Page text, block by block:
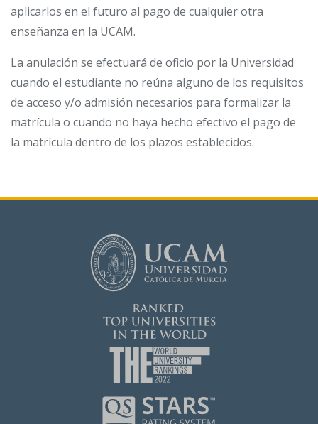
aplicarlos en el futuro al pago de cualquier otra
enseñanza en la UCAM.
La anulación se efectuará de oficio por la Universidad
cuando el estudiante no reúna alguno de los requisitos
de acceso y/o admisión necesarios para formalizar la
matrícula o cuando no haya hecho efectivo el pago de
la matrícula dentro de los plazos establecidos.